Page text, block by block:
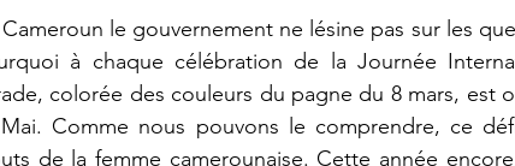
le gouvernement ne lésine pas sur les
à chaque célébration de la Journée
colorée des couleurs du pagne du 8 mars, est
Comme nous pouvons le comprendre, ce
de la femme camerounaise. Cette année